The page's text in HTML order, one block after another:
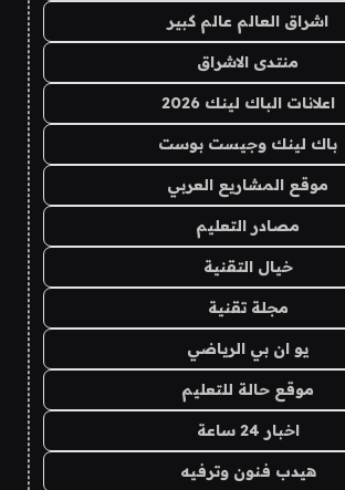
اشراق العالم عالم كبير
منتدى الاشراق
اعلانات الباك لينك 2026
باك لينك وجيست بوست
موقع المشاريع العربي
مصادر التعليم
خيال التقنية
مجلة تقنية
يو ان بي الرياضي
موقع حالة للتعليم
اخبار 24 ساعة
هيدب فنون وترفيه